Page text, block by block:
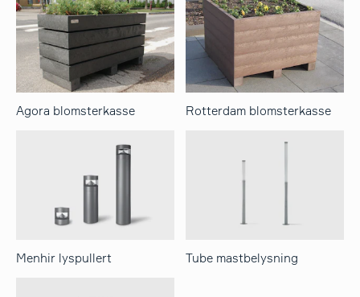
Agora blomsterkasse Rotterdam blomsterkasse
Menhir lyspullert Tube mastbelysning